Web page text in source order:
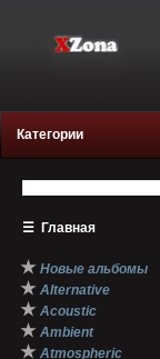
Категории
☰ Главная
★ Новые альбомы
★ Alternative
★ Acoustic
★ Ambient
★ Atmospheric